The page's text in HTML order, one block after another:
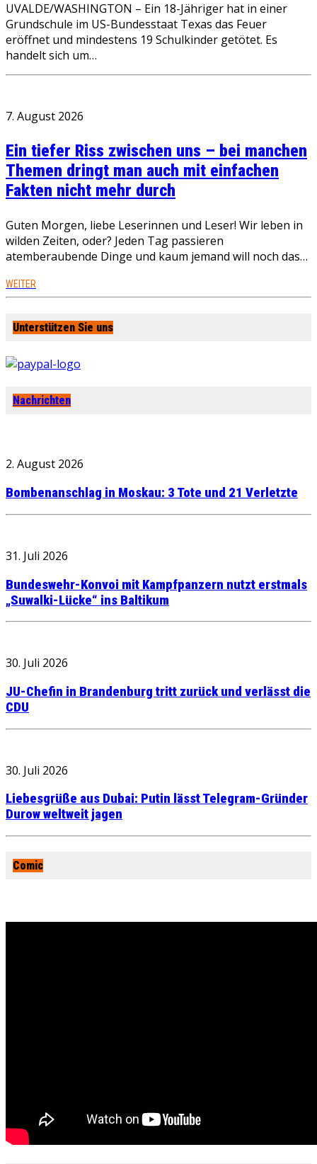
UVALDE/WASHINGTON – Ein 18-Jähriger hat in einer
Grundschule im US-Bundesstaat Texas das Feuer
eröffnet und mindestens 19 Schulkinder getötet. Es
handelt sich um…
7. August 2026
Ein tiefer Riss zwischen uns – bei manchen
Themen dringt man auch mit einfachen
Fakten nicht mehr durch
Guten Morgen, liebe Leserinnen und Leser! Wir leben in
wilden Zeiten, oder? Jeden Tag passieren
atemberaubende Dinge und kaum jemand will noch das…
WEITER
Unterstützen Sie uns
Nachrichten
2. August 2026
Bombenanschlag in Moskau: 3 Tote und 21 Verletzte
31. Juli 2026
Bundeswehr-Konvoi mit Kampfpanzern nutzt erstmals
„Suwalki-Lücke“ ins Baltikum
30. Juli 2026
JU-Chefin in Brandenburg tritt zurück und verlässt die
CDU
30. Juli 2026
Liebesgrüße aus Dubai: Putin lässt Telegram-Gründer
Durow weltweit jagen
Comic